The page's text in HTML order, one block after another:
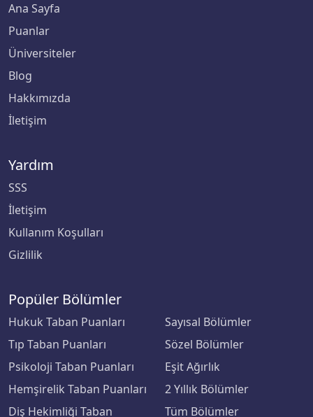
Piri Reis Üniversitesi
Rauf Denktaş Üniversitesi
Recep Tayyip Erdoğan Üniversitesi
Sabancı Üniversitesi
Sağlık Bilimleri Üniversitesi
Sağlık Bilimleri Üniversitesi
Sağlık Bilimleri Üniversitesi
Sağlık Bilimleri Üniversitesi
Sağlık Bilimleri Üniversitesi
Sakarya Uygulamalı Bilimler Üniversitesi
Ana Sayfa
Puanlar
Üniversiteler
Blog
Hakkımızda
İletişim
Yardım
SSS
İletişim
Kullanım Koşulları
Gizlilik
Popüler Bölümler
Hukuk Taban Puanları
Tıp Taban Puanları
Psikoloji Taban Puanları
Hemşirelik Taban Puanları
Diş Hekimliği Taban
Sayısal Bölümler
Sözel Bölümler
Eşit Ağırlık
2 Yıllık Bölümler
Tüm Bölümler